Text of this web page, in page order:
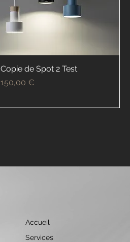
Copie de Spot 2 Test
Prix
150,00 €
Accueil
Services